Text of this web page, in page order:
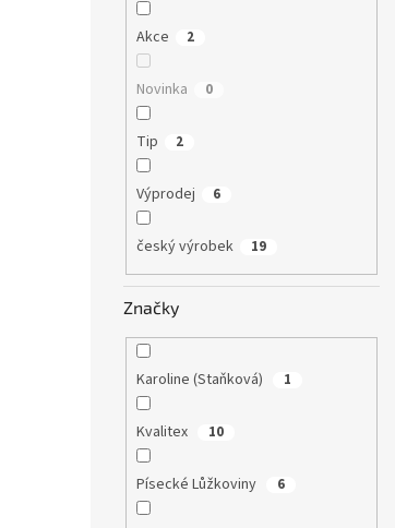
Akce 2
Novinka 0
Tip 2
Výprodej 6
český výrobek 19
Značky
Karoline (Staňková) 1
Kvalitex 10
Písecké Lůžkoviny 6